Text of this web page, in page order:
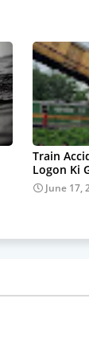
Train
Logon Ki
June 17,